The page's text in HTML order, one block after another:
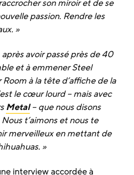
son miroir et de se
passion. Rendre les
»
après avoir passé près de 40
et à emmener Steel
à la tête d’affiche de la
le cœur lourd – mais avec
Metal– que nous disons
t’aimons et nous te
merveilleux en mettant de
»
interview accordée à